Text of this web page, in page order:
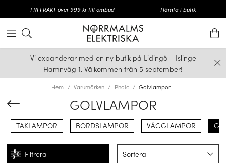
FRI FRAKT över 999 kr till ombud Hämta i butik
Vi expanderar med en ny butik på Lidingö – Islinge
Hamnväg 1. Välkommen från 5 september!
Hem Varumärken Pholc Golvlampor
GOLVLAMPOR
TAKLAMPOR BORDSLAMPOR VÄGGLAMPOR
Filtrera Sortera